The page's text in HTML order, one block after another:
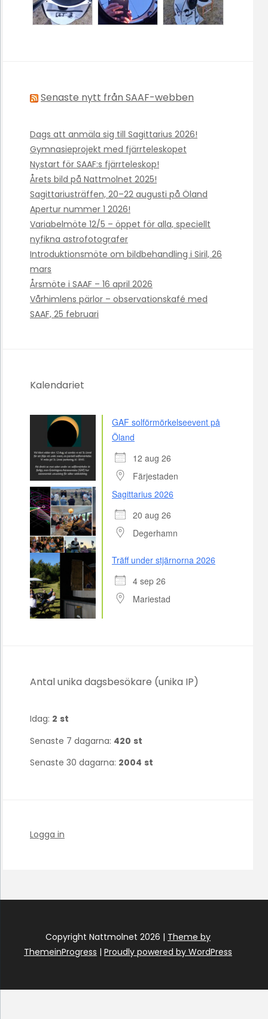
Senaste nytt från SAAF-webben
Dags att anmäla sig till Sagittarius 2026!
Gymnasieprojekt med fjärrteleskopet
Nystart för SAAF:s fjärrteleskop!
Årets bild på Nattmolnet 2025!
Sagittariusträffen, 20–22 augusti på Öland
Apertur nummer 1 2026!
Variabelmöte 12/5 – öppet för alla, speciellt
nyfikna astrofotografer
Introduktionsmöte om bildbehandling i Siril, 26
mars
Årsmöte i SAAF – 16 april 2026
Vårhimlens pärlor – observationskafé med
SAAF, 25 februari
Kalendariet
GAF solförmörkelseevent på
Öland
12 aug 26
Färjestaden
Sagittarius 2026
20 aug 26
Degerhamn
Träff under stjärnorna 2026
4 sep 26
Mariestad
Antal unika dagsbesökare (unika IP)
Idag: 2 st
Senaste 7 dagarna: 420 st
Senaste 30 dagarna: 2004 st
Logga in
Copyright Nattmolnet 2026 | Theme by
ThemeinProgress | Proudly powered by WordPress